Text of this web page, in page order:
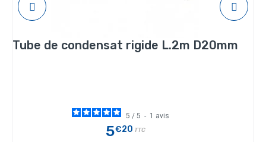
Tube de condensat rigide L.2m D20mm
5 / 5 - 1 avis
5€20 TTC